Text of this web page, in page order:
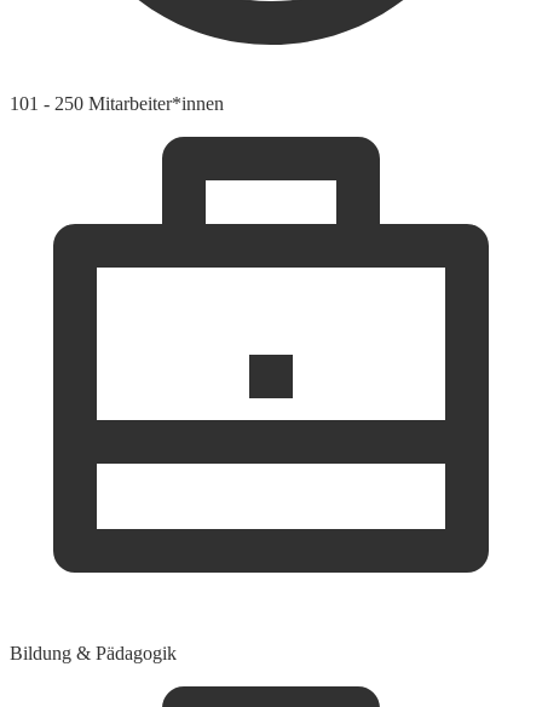
101 - 250 Mitarbeiter*innen
Bildung & Pädagogik